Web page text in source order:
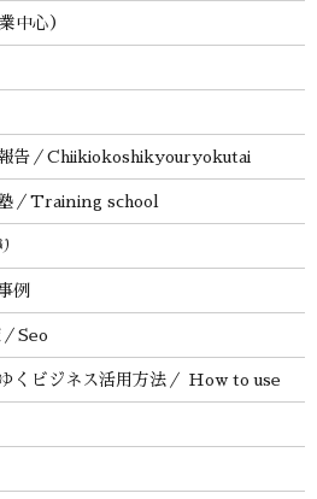
中心）
告／Chiikiokoshikyouryokutai
／Training school
例
Seo
くビジネス活用方法／ How to use